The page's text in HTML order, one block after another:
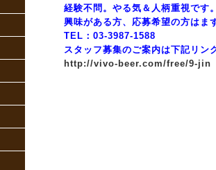
経験不問。やる気＆人柄重視です
興味がある方、応募希望の方はま
TEL：03-3987-1588
スタッフ募集のご案内は下記リン
http://vivo-beer.com/free/9-jin